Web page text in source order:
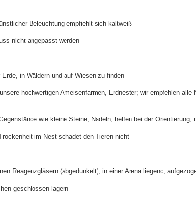
Beleuchtung empfiehlt sich kaltweiß
nicht angepasst werden
Erde, in Wäldern und auf Wiesen zu finden
hochwertigen Ameisenfarmen, Erdnester; wir empfehlen
wie kleine Steine, Nadeln, helfen bei der
im Nest schadet den Tieren nicht
Reagenzgläsern (abgedunkelt), in einer Arena liegend,
geschlossen lagern